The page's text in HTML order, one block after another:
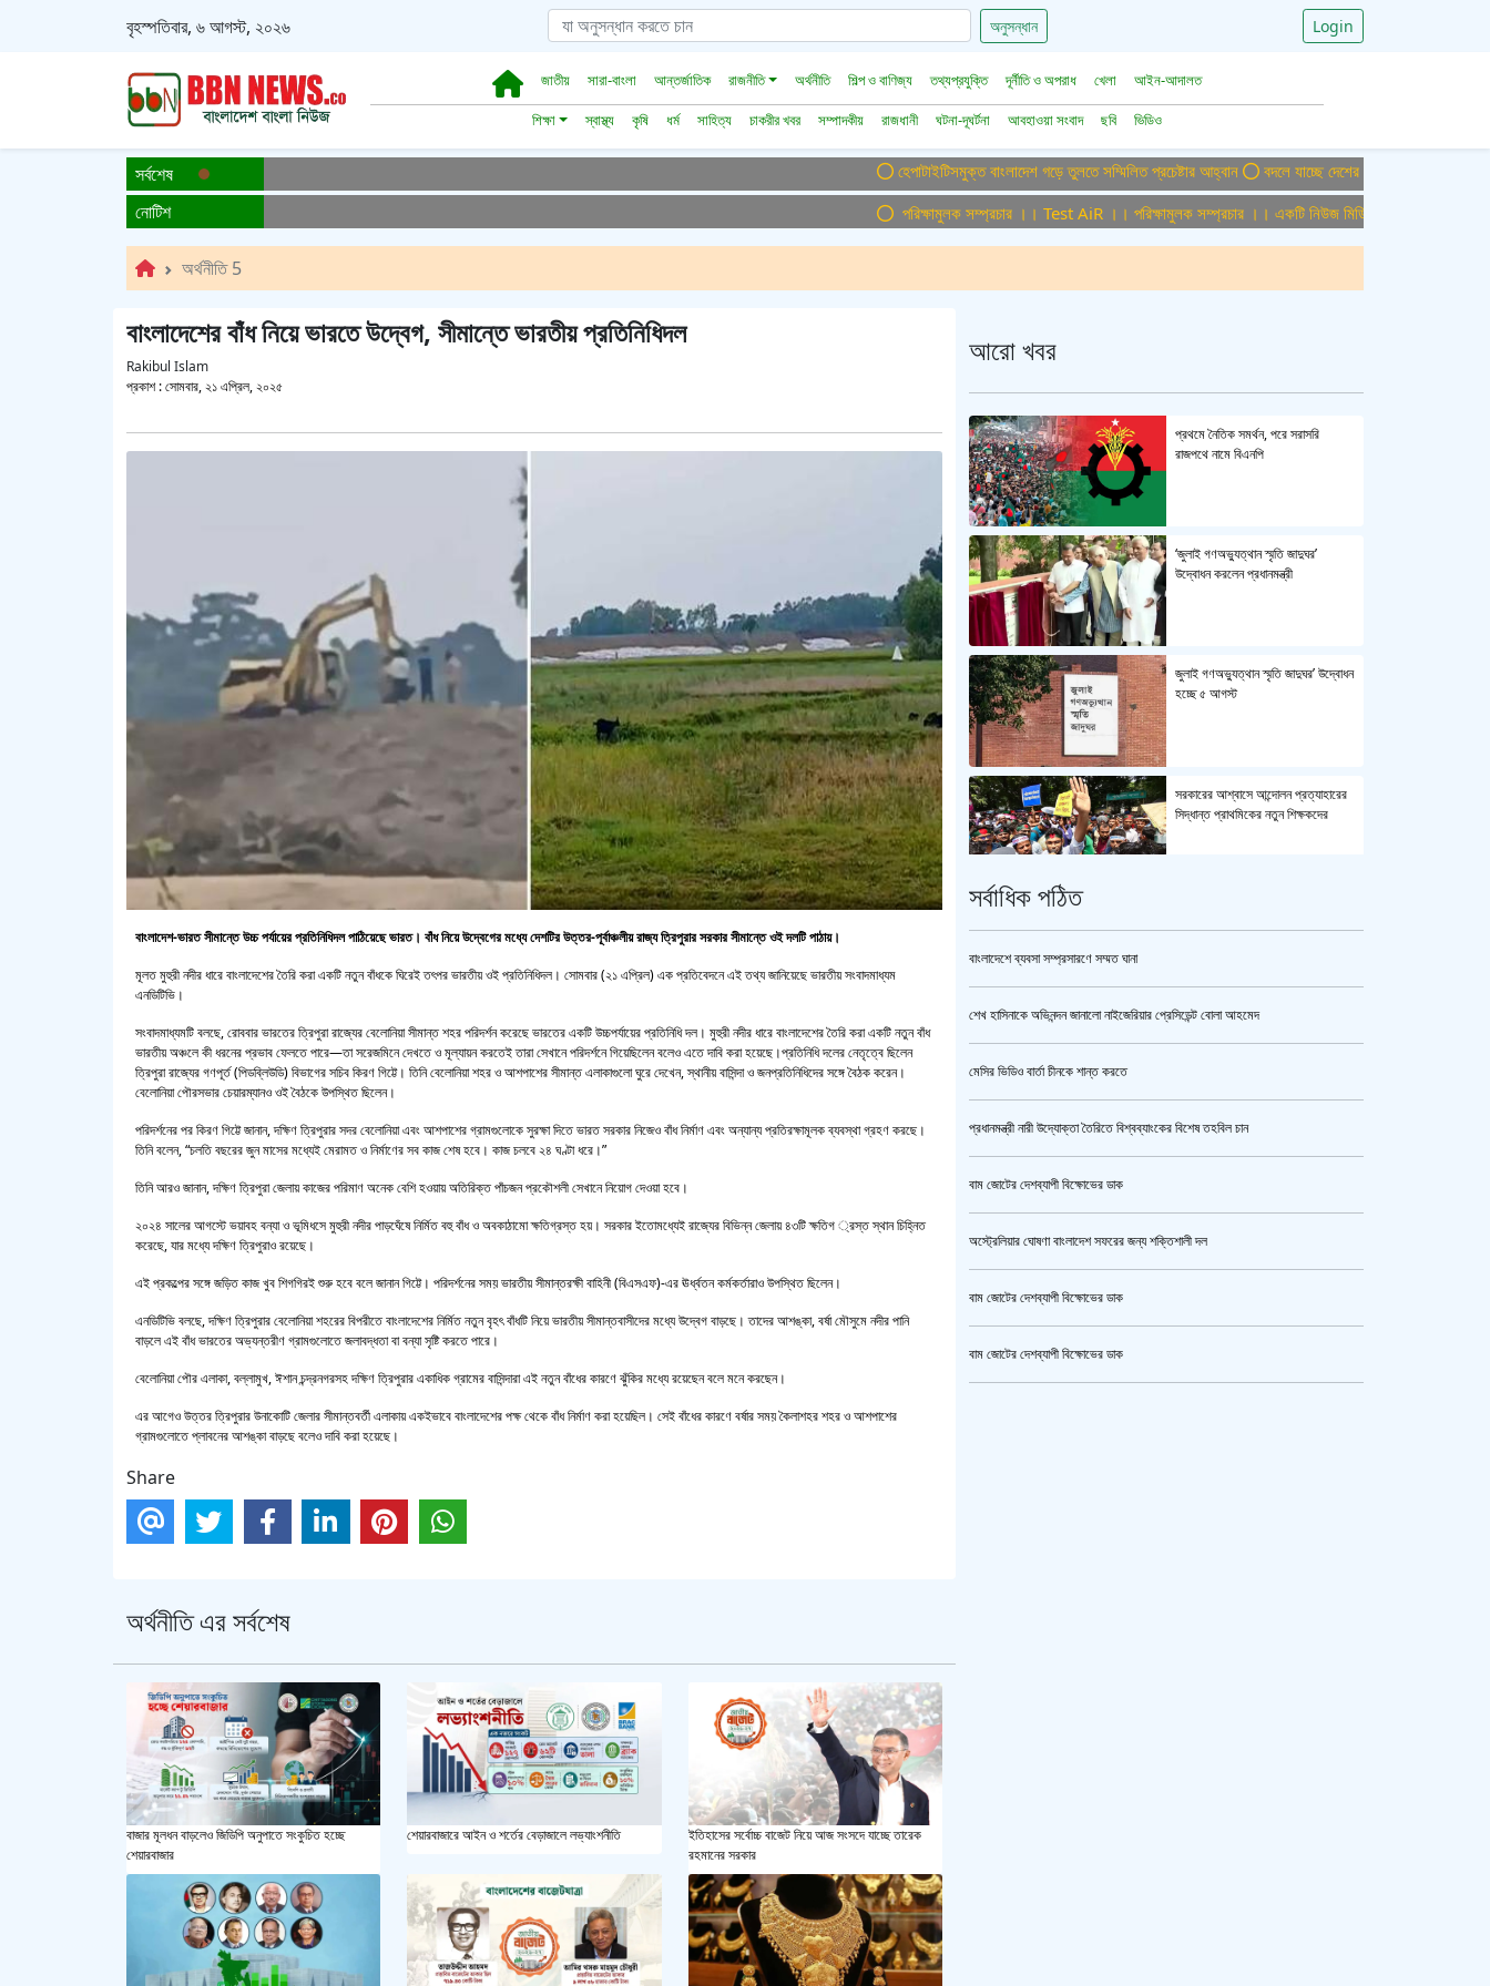
বৃহস্পতিবার, ৬ আগস্ট, ২০২৬ অনুসন্ধান Login
জাতীয় সারা-বাংলা আন্তর্জাতিক রাজনীতি অর্থনীতি শিল্প ও বাণিজ্য তথ্যপ্রযুক্তি দূর্নীতি ও অপরাধ খেলা
আইন-আদালত
শিক্ষা
স্বাস্থ্য কৃষি ধর্ম সাহিত্য চাকরীর খবর সম্পাদকীয় রাজধানী ঘটনা-দূঘর্টনা আবহাওয়া সংবাদ ছবি ভিডিও
সর্বশেষ হেপাটাইটিসমুক্ত বাংলাদেশ গড়ে তুলতে সম্মিলিত প্রচেষ্টার আহ্বান বদলে যাচ্ছে দেশের বিমান ও পর্যটন খাত,
নোটিশ পরিক্ষামুলক সম্প্রচার ।। Test AiR ।। পরিক্ষামুলক সম্প্রচার ।। একটি নিউজ মিডিয়া হাউজের জন্য অফিস
অর্থনীতি 5
বাংলাদেশের বাঁধ নিয়ে ভারতে উদ্বেগ, সীমান্তে ভারতীয় প্রতিনিধিদল
Rakibul Islam
প্রকাশ :সোমবার, ২১ এপ্রিল, ২০২৫
বাংলাদেশ-ভারত সীমান্তে উচ্চ পর্যায়ের প্রতিনিধিদল পাঠিয়েছে ভারত। বাঁধ নিয়ে উদ্বেগের মধ্যে দেশটির উত্তর-পূর্বাঞ্চলীয় রাজ্য ত্রিপুরার সরকার সীমান্তে ওই দলটি পাঠায়।
মূলত মুহুরী নদীর ধারে বাংলাদেশের তৈরি করা একটি নতুন বাঁধকে ঘিরেই তৎপর ভারতীয় ওই প্রতিনিধিদল। সোমবার (২১ এপ্রিল) এক প্রতিবেদনে এই তথ্য জানিয়েছে ভারতীয় সংবাদমাধ্যম
এনডিটিভি।
সংবাদমাধ্যমটি বলছে, রোববার ভারতের ত্রিপুরা রাজ্যের বেলোনিয়া সীমান্ত শহর পরিদর্শন করেছে ভারতের একটি উচ্চপর্যায়ের প্রতিনিধি দল। মুহুরী নদীর ধারে বাংলাদেশের তৈরি করা একটি নতুন বাঁধ
ভারতীয় অঞ্চলে কী ধরনের প্রভাব ফেলতে পারে—তা সরেজমিনে দেখতে ও মূল্যায়ন করতেই তারা সেখানে পরিদর্শনে গিয়েছিলেন বলেও এতে দাবি করা হয়েছে।প্রতিনিধি দলের নেতৃত্বে ছিলেন
ত্রিপুরা রাজ্যের গণপূর্ত (পিডব্লিউডি) বিভাগের সচিব কিরণ গিট্টে। তিনি বেলোনিয়া শহর ও আশপাশের সীমান্ত এলাকাগুলো ঘুরে দেখেন, স্থানীয় বাসিন্দা ও জনপ্রতিনিধিদের সঙ্গে বৈঠক করেন।
বেলোনিয়া পৌরসভার চেয়ারম্যানও ওই বৈঠকে উপস্থিত ছিলেন।
পরিদর্শনের পর কিরণ গিট্টে জানান, দক্ষিণ ত্রিপুরার সদর বেলোনিয়া এবং আশপাশের গ্রামগুলোকে সুরক্ষা দিতে ভারত সরকার নিজেও বাঁধ নির্মাণ এবং অন্যান্য প্রতিরক্ষামূলক ব্যবস্থা গ্রহণ করছে।
তিনি বলেন, “চলতি বছরের জুন মাসের মধ্যেই মেরামত ও নির্মাণের সব কাজ শেষ হবে। কাজ চলবে ২৪ ঘণ্টা ধরে।”
তিনি আরও জানান, দক্ষিণ ত্রিপুরা জেলায় কাজের পরিমাণ অনেক বেশি হওয়ায় অতিরিক্ত পাঁচজন প্রকৌশলী সেখানে নিয়োগ দেওয়া হবে।
২০২৪ সালের আগস্টে ভয়াবহ বন্যা ও ভূমিধসে মুহুরী নদীর পাড়ঘেঁষে নির্মিত বহু বাঁধ ও অবকাঠামো ক্ষতিগ্রস্ত হয়। সরকার ইতোমধ্যেই রাজ্যের বিভিন্ন জেলায় ৪৩টি ক্ষতিগ ্রস্ত স্থান চিহ্নিত
করেছে, যার মধ্যে দক্ষিণ ত্রিপুরাও রয়েছে।
এই প্রকল্পের সঙ্গে জড়িত কাজ খুব শিগগিরই শুরু হবে বলে জানান গিট্টে। পরিদর্শনের সময় ভারতীয় সীমান্তরক্ষী বাহিনী (বিএসএফ)-এর ঊর্ধ্বতন কর্মকর্তারাও উপস্থিত ছিলেন।
এনডিটিভি বলছে, দক্ষিণ ত্রিপুরার বেলোনিয়া শহরের বিপরীতে বাংলাদেশের নির্মিত নতুন বৃহৎ বাঁধটি নিয়ে ভারতীয় সীমান্তবাসীদের মধ্যে উদ্বেগ বাড়ছে। তাদের আশঙ্কা, বর্ষা মৌসুমে নদীর পানি
বাড়লে এই বাঁধ ভারতের অভ্যন্তরীণ গ্রামগুলোতে জলাবদ্ধতা বা বন্যা সৃষ্টি করতে পারে।
বেলোনিয়া পৌর এলাকা, বল্লামুখ, ঈশান চন্দ্রনগরসহ দক্ষিণ ত্রিপুরার একাধিক গ্রামের বাসিন্দারা এই নতুন বাঁধের কারণে ঝুঁকির মধ্যে রয়েছেন বলে মনে করছেন।
এর আগেও উত্তর ত্রিপুরার উনাকোটি জেলার সীমান্তবর্তী এলাকায় একইভাবে বাংলাদেশের পক্ষ থেকে বাঁধ নির্মাণ করা হয়েছিল। সেই বাঁধের কারণে বর্ষার সময় কৈলাশহর শহর ও আশপাশের
গ্রামগুলোতে প্লাবনের আশঙ্কা বাড়ছে বলেও দাবি করা হয়েছে।
Share
অর্থনীতি এর সর্বশেষ
বাজার মূলধন বাড়লেও জিডিপি অনুপাতে সংকুচিত হচ্ছে
শেয়ারবাজার
শেয়ারবাজারে আইন ও শর্তের বেড়াজালে লভ্যাংশনীতি
ইতিহাসের সর্বোচ্চ বাজেট নিয়ে আজ সংসদে যাচ্ছে তারেক
রহমানের সরকার
আরো খবর
প্রথমে নৈতিক সমর্থন, পরে সরাসরি
রাজপথে নামে বিএনপি
‘জুলাই গণঅভ্যুত্থান স্মৃতি জাদুঘর’
উদ্বোধন করলেন প্রধানমন্ত্রী
জুলাই গণঅভ্যুত্থান স্মৃতি জাদুঘর’ উদ্বোধন
হচ্ছে ৫ আগস্ট
সরকারের আশ্বাসে আন্দোলন প্রত্যাহারের
সিদ্ধান্ত প্রাথমিকের নতুন শিক্ষকদের
লাঠিয়াল বাহিনী নয় : স্বরাষ্ট্রমন্ত্রী
ক্যামেরার টান আজও অটুট, মঞ্চ-সিনেমা
এসএসসি ও সমমানের পরীক্ষার ফলাফল ১০
সর্বাধিক পঠিত
বাংলাদেশে ব্যবসা সম্প্রসারণে সম্মত ঘানা
শেখ হাসিনাকে অভিনন্দন জানালো নাইজেরিয়ার প্রেসিডেন্ট বোলা আহমেদ
মেসির ভিডিও বার্তা চীনকে শান্ত করতে
প্রধানমন্ত্রী নারী উদ্যোক্তা তৈরিতে বিশ্বব্যাংকের বিশেষ তহবিল চান
বাম জোটের দেশব্যাপী বিক্ষোভের ডাক
অস্ট্রেলিয়ার ঘোষণা বাংলাদেশ সফরের জন্য শক্তিশালী দল
বাম জোটের দেশব্যাপী বিক্ষোভের ডাক
বাম জোটের দেশব্যাপী বিক্ষোভের ডাক